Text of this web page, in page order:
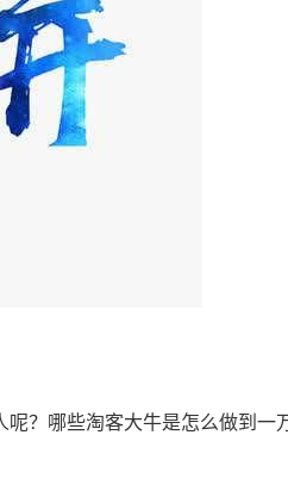
？哪些淘客大牛是怎么做到一